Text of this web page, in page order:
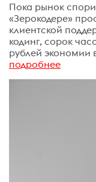
Пока рынок
«Зерокодере»
клиентской
кодинг, сорок
рублей экономии
подробнее